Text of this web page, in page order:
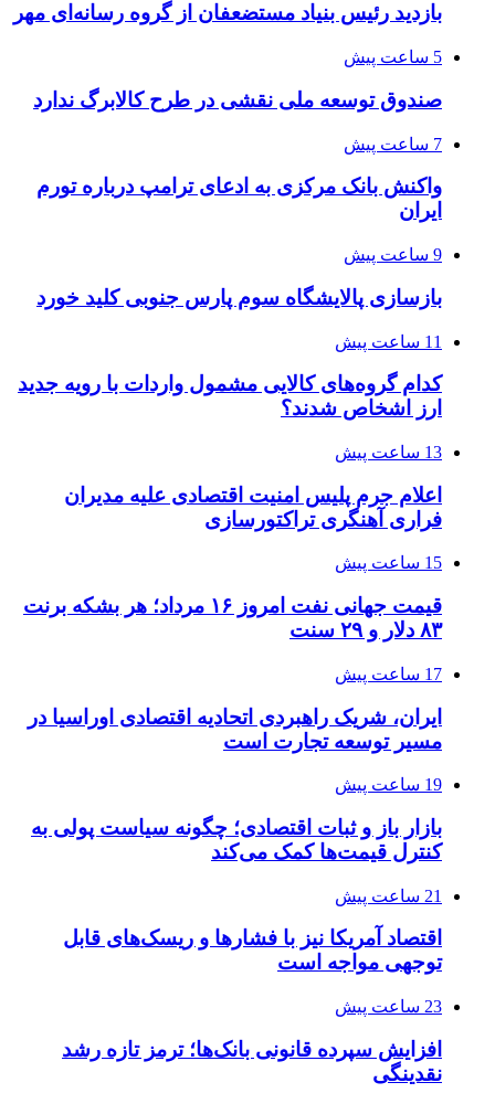
بازدید رئیس بنیاد مستضعفان از گروه رسانه‌ای مهر
5 ساعت پیش
صندوق توسعه ملی نقشی در طرح کالابرگ ندارد
7 ساعت پیش
واکنش بانک مرکزی به ادعای ترامپ درباره تورم
ایران
9 ساعت پیش
بازسازی پالایشگاه سوم پارس جنوبی کلید خورد
11 ساعت پیش
کدام گروه‌های کالایی مشمول واردات با رویه جدید
ارز اشخاص شدند؟
13 ساعت پیش
اعلام جرم پلیس امنیت اقتصادی علیه مدیران
فراری آهنگری تراکتورسازی
15 ساعت پیش
قیمت جهانی نفت امروز ۱۶ مرداد؛ هر بشکه برنت
۸۳ دلار و ۲۹ سنت
17 ساعت پیش
ایران، شریک راهبردی اتحادیه اقتصادی اوراسیا در
مسیر توسعه تجارت است
19 ساعت پیش
بازار باز و ثبات اقتصادی؛ چگونه سیاست پولی به
کنترل قیمت‌ها کمک می‌کند
21 ساعت پیش
اقتصاد آمریکا نیز با فشارها و ریسک‌های قابل
توجهی مواجه است
23 ساعت پیش
افزایش سپرده قانونی بانک‌ها؛ ترمز تازه رشد
نقدینگی